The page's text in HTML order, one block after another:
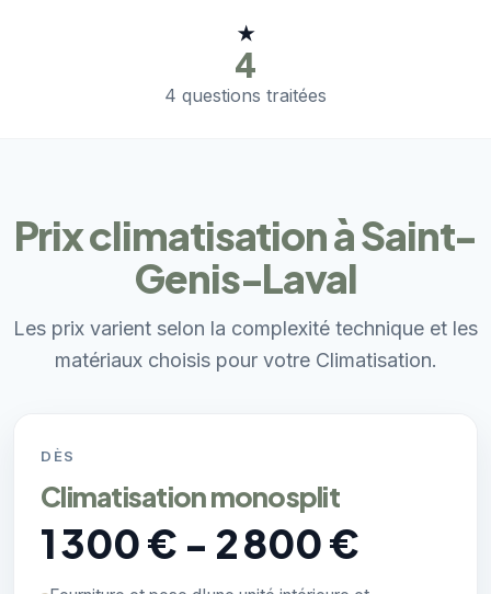
★
4
4 questions traitées
Prix climatisation à Saint-
Genis-Laval
Les prix varient selon la complexité technique et les
matériaux choisis pour votre Climatisation.
DÈS
Climatisation monosplit
1 300 € - 2 800 €